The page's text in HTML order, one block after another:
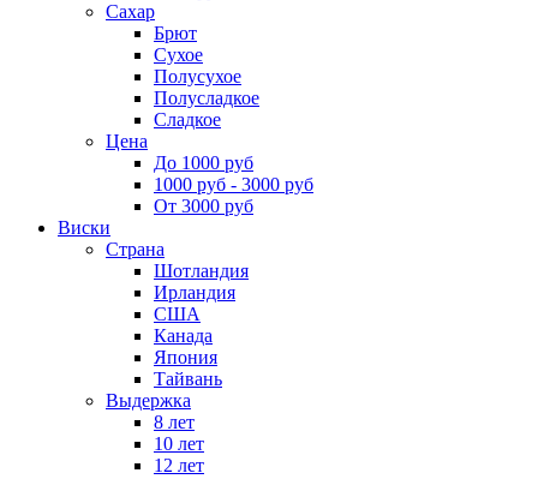
Сахар
Брют
Сухое
Полусухое
Полусладкое
Сладкое
Цена
До 1000 руб
1000 руб - 3000 руб
От 3000 руб
Виски
Страна
Шотландия
Ирландия
США
Канада
Япония
Тайвань
Выдержка
8 лет
10 лет
12 лет